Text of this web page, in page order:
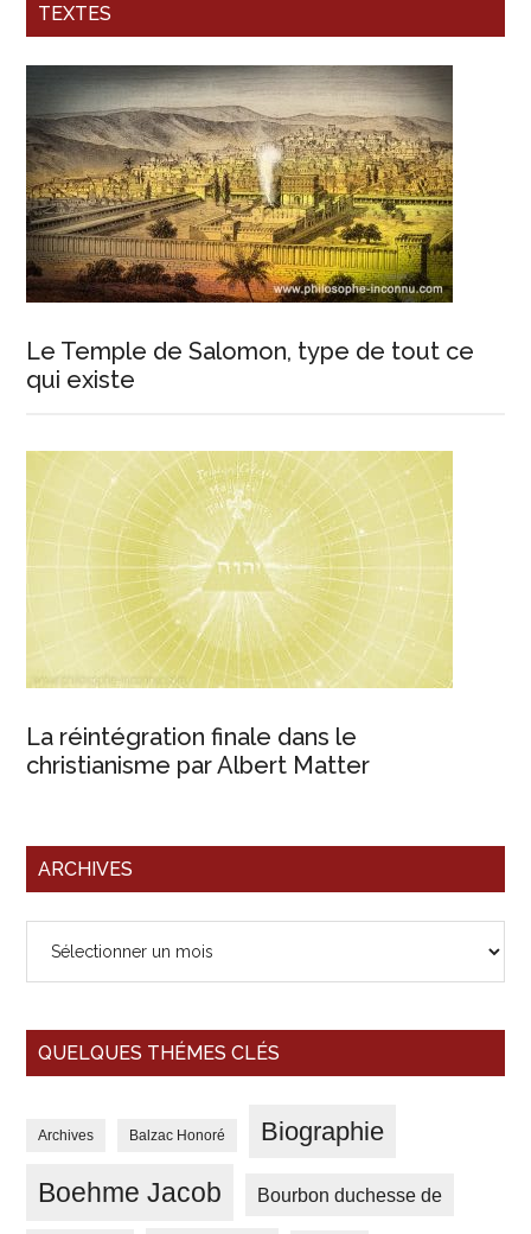
TEXTES
Le Temple de Salomon, type de tout ce
qui existe
La réintégration finale dans le
christianisme par Albert Matter
ARCHIVES
QUELQUES THÉMES CLÉS
Archives Balzac Honoré Biographie
Boehme Jacob Bourbon duchesse de